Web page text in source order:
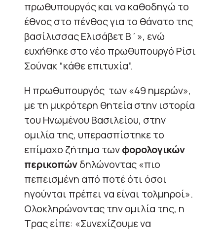
πρωθυπουργός και να καθοδηγώ το
έθνος στο πένθος για το θάνατο της
βασίλισσας Ελισάβετ Β΄», ενώ
ευχήθηκε στο νέο πρωθυπουργό Ρίσι
Σούνακ “κάθε επιτυχία”.
Η πρωθυπουργός των «49 ημερών»,
με τη μικρότερη θητεία στην ιστορία
του Ηνωμένου Βασιλείου, στην
ομιλία της, υπερασπίστηκε το
επίμαχο ζήτημα τωνφορολογικών
περικοπώνδηλώνοντας «πιο
πεπεισμένη από ποτέ ότι όσοι
ηγούνται πρέπει να είναι τολμηροί».
Ολοκληρώνοντας την ομιλία της, η
Τρας είπε: «Συνεχίζουμε να